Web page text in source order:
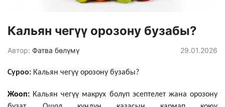
Кальян чегүү орозону бузабы?
Автор: Фатва бөлүмү 29.01.2026
Суроо: Кальян чегүү орозону бузабы?
Жооп: Кальян чегүү макрух болуп эсептелет жана орозону